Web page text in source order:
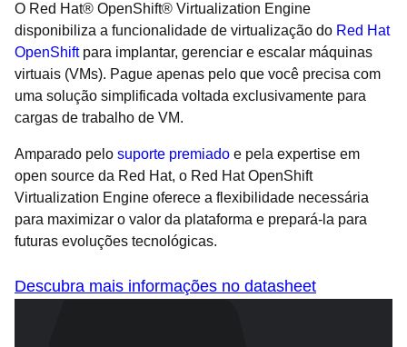
O Red Hat® OpenShift® Virtualization Engine
disponibiliza a funcionalidade de virtualização do Red Hat
OpenShiftpara implantar, gerenciar e escalar máquinas
virtuais (VMs). Pague apenas pelo que você precisa com
uma solução simplificada voltada exclusivamente para
cargas de trabalho de VM.
Amparado pelo suporte premiado e pela expertise em
open source da Red Hat, o Red Hat OpenShift
Virtualization Engine oferece a flexibilidade necessária
para maximizar o valor da plataforma e prepará-la para
futuras evoluções tecnológicas.
Descubra mais informações no datasheet